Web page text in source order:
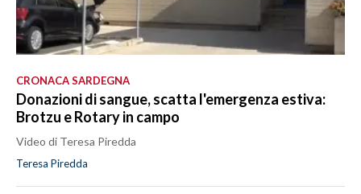
CRONACA SARDEGNA
Donazioni di sangue, scatta l'emergenza estiva:
Brotzu e Rotary in campo
Video di Teresa Piredda
Teresa Piredda